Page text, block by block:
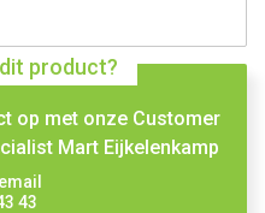
product?
op met onze Customer
Mart Eijkelenkamp
43